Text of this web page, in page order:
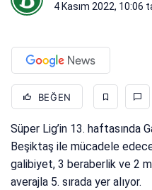
4 Kasım 2022, 10:06
BEĞEN
Süper Lig’in 13. haftasında
Beşiktaş ile mücadele
galibiyet, 3 beraberlik ve 2
averajla 5. sırada yer alıyor.